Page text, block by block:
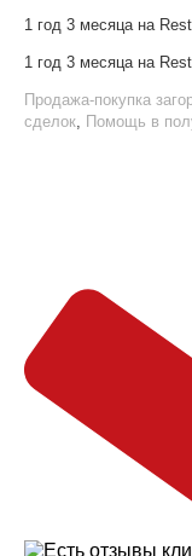
1 год 3 месяца на
1 год 3 месяца на
Продажа-покупка
сделок Помощь в